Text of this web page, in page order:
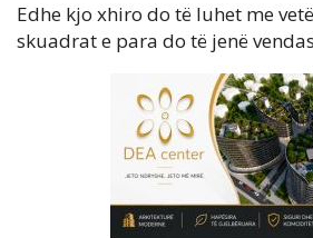
Edhe kjo xhiro do të luhet me
skuadrat e para do të jenë